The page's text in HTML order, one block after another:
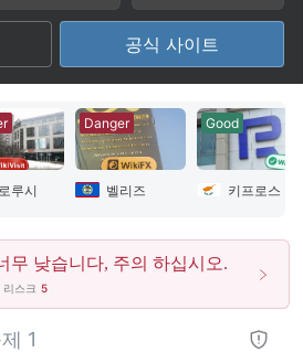
공식 사이트
루시
Danger
벨리즈
Good
키프로스
무 낮습니다, 주의 하십시오.
리스크 5
1